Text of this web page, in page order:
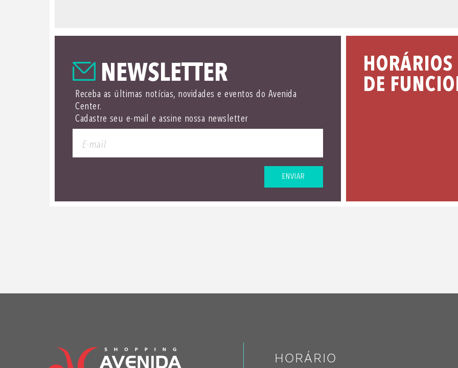
NEWSLETTER
Receba as últimas notícias, novidades e eventos do Avenida
Center.
Cadastre seu e-mail e assine nossa newsletter
ENVIAR
HORÁRIOS
DE
HORÁRIO